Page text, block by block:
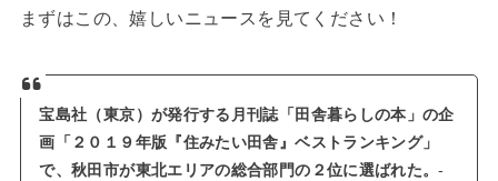
まずはこの、嬉しいニュースを見てください！
宝島社（東京）が発行する月刊誌「田舎暮らしの本」の企
画「２０１９年版『住みたい田舎』ベストランキング」
で、秋田市が東北エリアの総合部門の２位に選ばれた。-